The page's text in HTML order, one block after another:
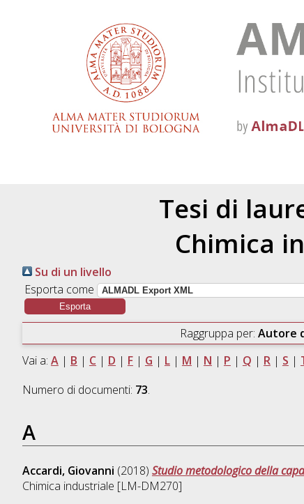
Tesi di
Chimica
Su di un livello
Esporta come
Raggruppa per: Autore
Vai a: A| B | C| D | F| G | L| M | N | P | Q | R| S |
Numero di documenti: 73.
A
Accardi, Giovanni (2018) Studio metodologico della
Chimica industriale [LM-DM270]